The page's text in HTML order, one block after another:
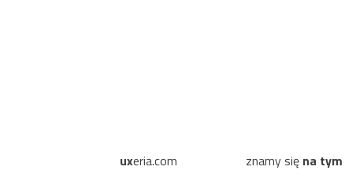
uxeria.com
znamy się na tym